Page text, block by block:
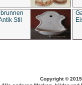
Stil
Copyright ©